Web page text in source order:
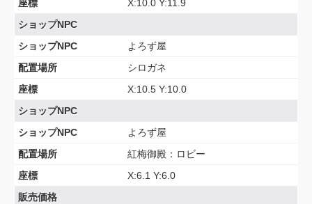
座標
X:10.0 Y:11.9
ショップNPC
ショップNPC
よろず屋
配置場所
シロガネ
座標
X:10.5 Y:10.0
ショップNPC
ショップNPC
よろず屋
配置場所
紅梅御殿：ロビー
座標
X:6.1 Y:6.0
販売価格